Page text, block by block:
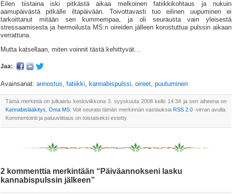
Eilen tiistaina iski pitkästä aikaa melkoinen fatiikkikohtaus ja nukuin
aamupäivästä pitkälle iltapäivään. Toivottavasti tuo eilinen uupuminen ei
tarkoittanut mitään sen kummempaa, ja oli seurausta vain yleisestä
stressaamisesta ja hermoilusta MS:n oireiden jälleen korostuttua pulssin aikaan
verrattuna.
Mutta katsellaan, miten voinnit tästä kehittyvät…
Jaa:
Avainsanat: annostus, fatiikki, kannabispulssi, oireet, puutuminen
Tämä merkintä on julkaistu keskiviikkona 3. syyskuuta 2008 kello 14:34 ja sen aiheena on
Kannabislääkitys ,Oma MS . Voit seurata tämän merkinnän vastauksia RSS 2.0-virran avulla.
Kommentointi ja paluuviittaus on toistaiseksi estetty.
2 kommenttia merkintään “Päiväannokseni lasku
kannabispulssin jälkeen”